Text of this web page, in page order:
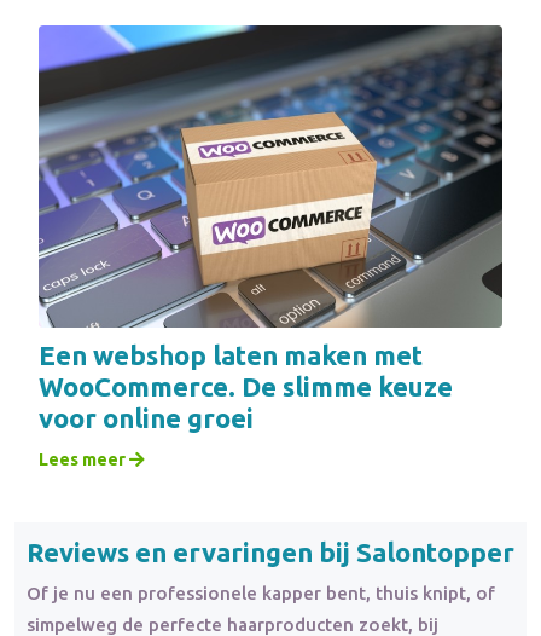
Een webshop laten maken met
WooCommerce. De slimme keuze
voor online groei
Lees meer
Reviews en ervaringen bij Salontopper
Of je nu een professionele kapper bent, thuis knipt, of
simpelweg de perfecte haarproducten zoekt, bij